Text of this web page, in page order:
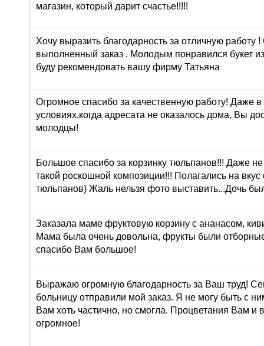
магазин, который дарит счастье!!!!!
Хочу выразить благодарность за отличную работу
выполненный заказ . Молодым понравился букет
буду рекомендовать вашу фирму Татьяна
Огромное спасибо за качественную работу! Даже в
условиях,когда адресата не оказалось дома, Вы
молодцы!
Большое спасибо за корзинку тюльпанов!!! Даже
такой роскошной композиции!!! Полагались на
тюльпанов) Жаль нельзя фото выставить...Дочь
Заказала маме фруктовую корзину с ананасом,
Мама была очень довольна, фрукты были
спасибо Вам большое!
Выражаю огромную благодарность за Ваш труд!
больницу отправили мой заказ. Я не могу быть с
Вам хоть частично, но смогла. Процветания Вам и
огромное!